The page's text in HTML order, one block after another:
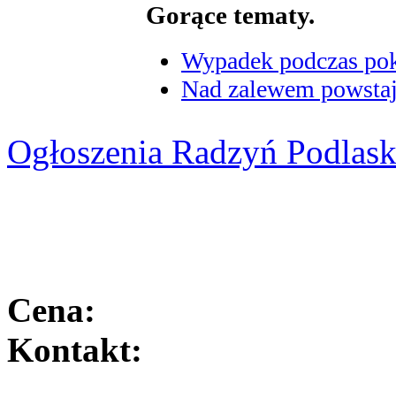
Gorące tematy.
Wypadek podczas
Nad zalewem
Ogłoszenia Radzyń
Cena:
Kontakt: